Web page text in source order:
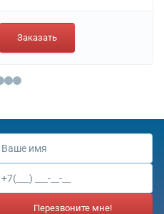
Заказать
Перезвоните мне!